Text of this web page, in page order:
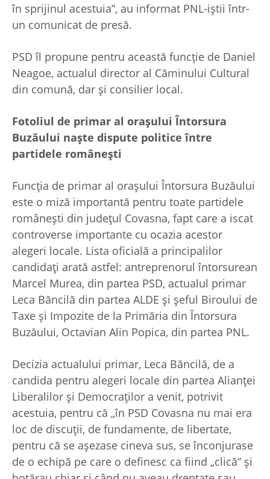
în sprijinul acestuia”, au informat PNL-iştii într-
un comunicat de presă.
PSD îl propune pentru această funcţie de Daniel
Neagoe, actualul director al Căminului Cultural
din comună, dar şi consilier local.
Fotoliul de primar al oraşului Întorsura
Buzăului naşte dispute politice între
partidele româneşti
Funcţia de primar al oraşului Întorsura Buzăului
este o miză importantă pentru toate partidele
româneşti din judeţul Covasna, fapt care a iscat
controverse importante cu ocazia acestor
alegeri locale. Lista oficială a principalilor
candidaţi arată astfel: antreprenorul întorsurean
Marcel Murea, din partea PSD, actualul primar
Leca Băncilă din partea ALDE şi şeful Biroului de
Taxe şi Impozite de la Primăria din Întorsura
Buzăului, Octavian Alin Popica, din partea PNL.
Decizia actualului primar, Leca Băncilă, de a
candida pentru alegeri locale din partea Alianţei
Liberalilor şi Democraţilor a venit, potrivit
acestuia, pentru că „în PSD Covasna nu mai era
loc de discuţii, de fundamente, de libertate,
pentru că se aşezase cineva sus, se înconjurase
de o echipă pe care o definesc ca fiind „clică” şi